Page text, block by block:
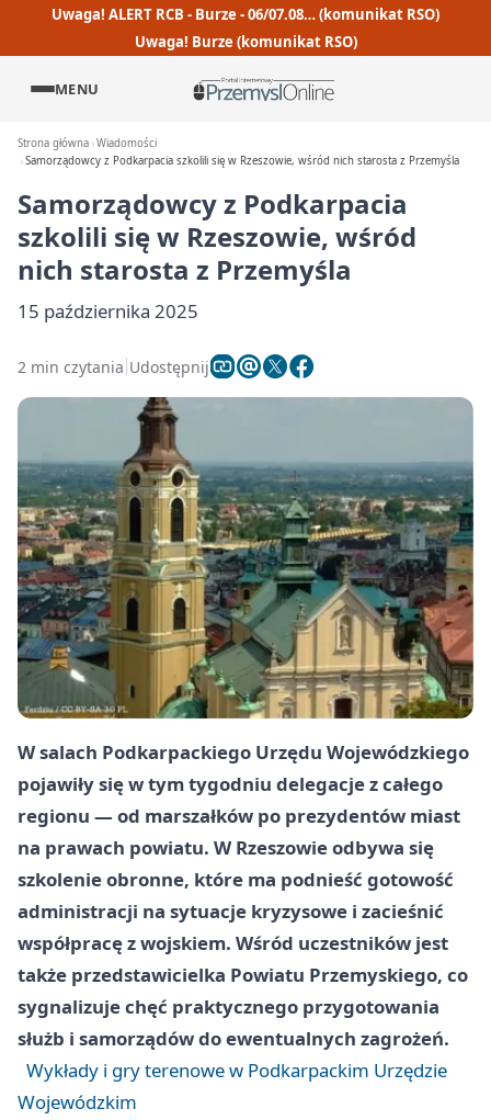
Uwaga! ALERT RCB - Burze - 06/07.08… (komunikat RSO)
Uwaga! Burze (komunikat RSO)
MENU
Strona główna Wiadomości
Samorządowcy z Podkarpacia szkolili się w Rzeszowie, wśród nich starosta z Przemyśla
Samorządowcy z Podkarpacia
szkolili się w Rzeszowie, wśród
nich starosta z Przemyśla
15 października 2025
2 min czytania Udostępnij
W salach Podkarpackiego Urzędu Wojewódzkiego
pojawiły się w tym tygodniu delegacje z całego
regionu — od marszałków po prezydentów miast
na prawach powiatu. W Rzeszowie odbywa się
szkolenie obronne, które ma podnieść gotowość
administracji na sytuacje kryzysowe i zacieśnić
współpracę z wojskiem. Wśród uczestników jest
także przedstawicielka Powiatu Przemyskiego, co
sygnalizuje chęć praktycznego przygotowania
służb i samorządów do ewentualnych zagrożeń.
Wykłady i gry terenowe w Podkarpackim Urzędzie
Wojewódzkim